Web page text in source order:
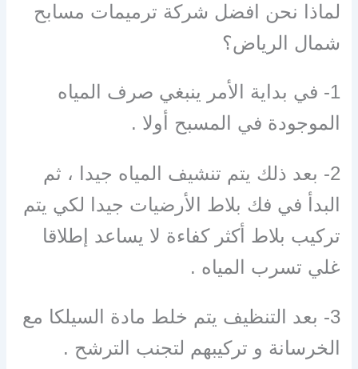
لماذا نحن افضل شركة ترميمات مسابح
شمال الرياض؟
1- في بداية الأمر ينبغي صرف المياه
الموجودة في المسبح أولا .
2- بعد ذلك يتم تنشيف المياه جيدا ، ثم
البدأ في فك بلاط الأرضيات جيدا لكي يتم
تركيب بلاط أكثر كفاءة لا يساعد إطلاقا
غلي تسرب المياه .
3- بعد التنظيف يتم خلط مادة السيلكا مع
الخرسانة و تركيبهم لتجنب الترشح .